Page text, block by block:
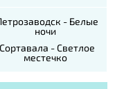
- Белые
ночи
Сортавала - Светлое
местечко